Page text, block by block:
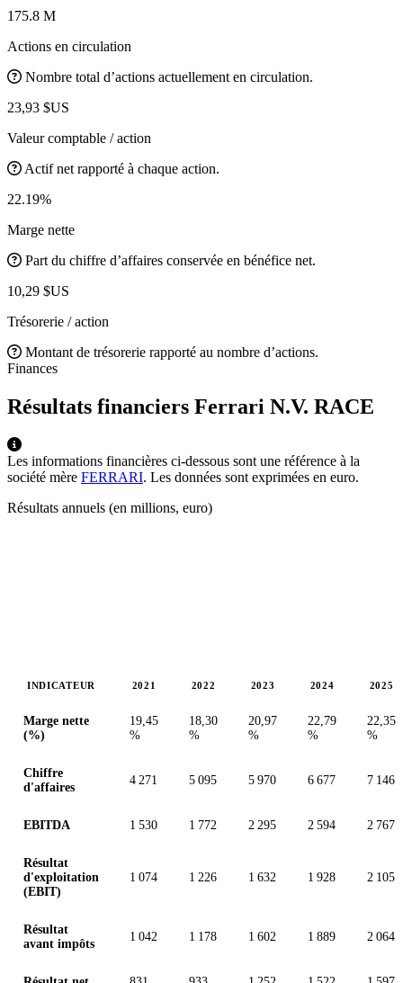
175.8 M
Actions en circulation
Nombre total d’actions actuellement en circulation.
23,93 $US
Valeur comptable / action
Actif net rapporté à chaque action.
22.19%
Marge nette
Part du chiffre d’affaires conservée en bénéfice net.
10,29 $US
Trésorerie / action
Montant de trésorerie rapporté au nombre d’actions.
Finances
Résultats financiers Ferrari N.V. RACE
Les informations financières ci-dessous sont une référence à la
société mère FERRARI. Les données sont exprimées en euro.
Résultats annuels (en millions, euro)
INDICATEUR 2021 2022 2023 2024 2025
Marge nette
(%)
19,45
%
18,30
%
20,97
%
22,79
%
22,35
%
Chiffre
d'affaires
4 271 5 095 5 970 6 677 7 146
EBITDA 1 530 1 772 2 295 2 594 2 767
Résultat
d'exploitation
(EBIT)
1 074 1 226 1 632 1 928 2 105
Résultat
avant impôts
1 042 1 178 1 602 1 889 2 064